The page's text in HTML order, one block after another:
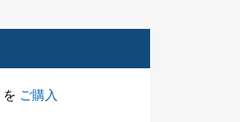
を ご購入